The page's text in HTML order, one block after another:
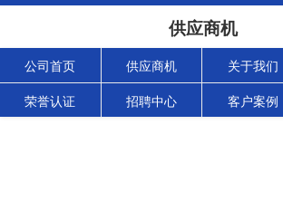
供应商机
公司首页 供应商机 关于我们
荣誉认证 招聘中心 客户案例